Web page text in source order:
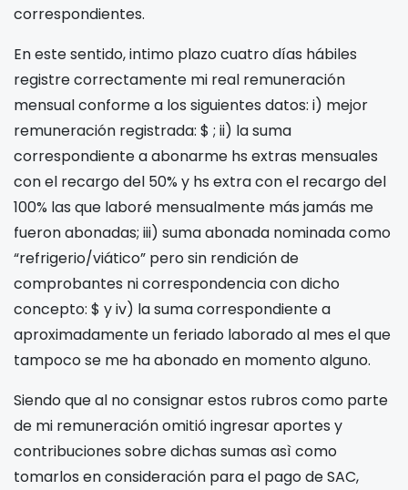
correspondientes.
En este sentido, intimo plazo cuatro días hábiles
registre correctamente mi real remuneración
mensual conforme a los siguientes datos: i) mejor
remuneración registrada: $ ; ii) la suma
correspondiente a abonarme hs extras mensuales
con el recargo del 50% y hs extra con el recargo del
100% las que laboré mensualmente más jamás me
fueron abonadas; iii) suma abonada nominada como
“refrigerio/viático” pero sin rendición de
comprobantes ni correspondencia con dicho
concepto: $ y iv) la suma correspondiente a
aproximadamente un feriado laborado al mes el que
tampoco se me ha abonado en momento alguno.
Siendo que al no consignar estos rubros como parte
de mi remuneración omitió ingresar aportes y
contribuciones sobre dichas sumas asì como
tomarlos en consideración para el pago de SAC,